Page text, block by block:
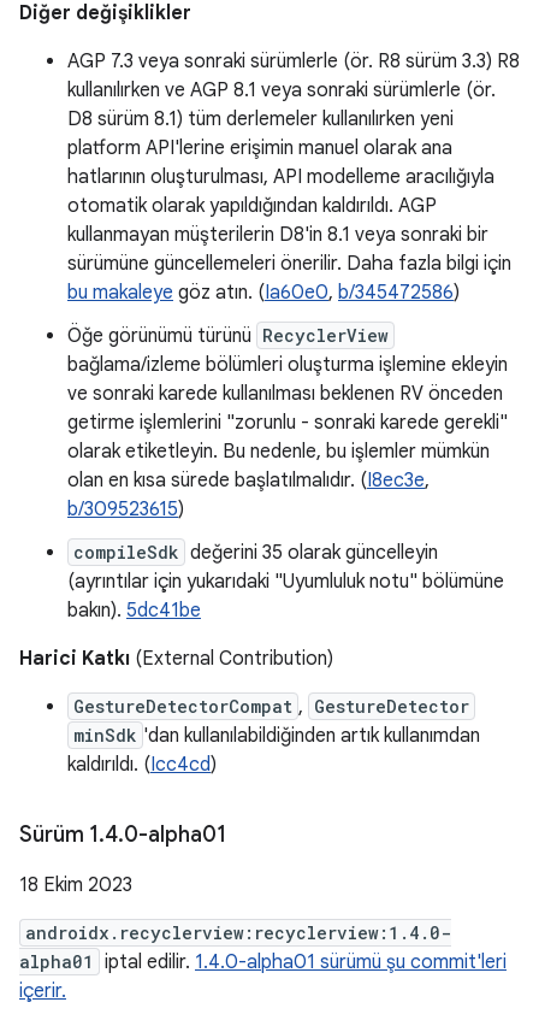
Diğer değişiklikler
AGP 7.3 veya sonraki sürümlerle (ör. R8 sürüm 3.3) R8
kullanılırken ve AGP 8.1 veya sonraki sürümlerle (ör.
D8 sürüm 8.1) tüm derlemeler kullanılırken yeni
platform API'lerine erişimin manuel olarak ana
hatlarının oluşturulması, API modelleme aracılığıyla
otomatik olarak yapıldığından kaldırıldı. AGP
kullanmayan müşterilerin D8'in 8.1 veya sonraki bir
sürümüne güncellemeleri önerilir. Daha fazla bilgi için
bu makaleye göz atın. (Ia60e0, b/345472586)
Öğe görünümü türünü RecyclerView
bağlama/izleme bölümleri oluşturma işlemine ekleyin
ve sonraki karede kullanılması beklenen RV önceden
getirme işlemlerini "zorunlu - sonraki karede gerekli"
olarak etiketleyin. Bu nedenle, bu işlemler mümkün
olan en kısa sürede başlatılmalıdır. (I8ec3e,
b/309523615)
compileSdk değerini 35 olarak güncelleyin
(ayrıntılar için yukarıdaki "Uyumluluk notu" bölümüne
bakın). 5dc41be
Harici Katkı (External Contribution)
GestureDetectorCompat , GestureDetector
minSdk 'dan kullanılabildiğinden artık kullanımdan
kaldırıldı. (Icc4cd)
Sürüm 1.4.0-alpha01
18 Ekim 2023
androidx.recyclerview:recyclerview:1.4.0-
alpha01
iptal edilir. 1.4.0-alpha01 sürümü şu commit'leri
içerir.